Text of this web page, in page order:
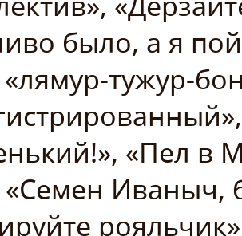
было, а я
тужур-
«Пел в
«Семен Иваныч,